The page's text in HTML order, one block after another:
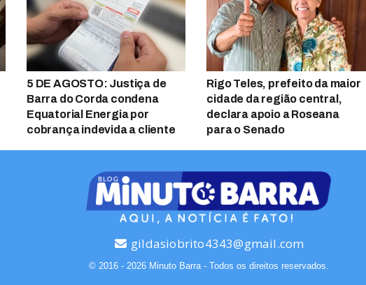
5 DE AGOSTO: Justiça de
Barra do Corda condena
Equatorial Energia por
cobrança indevida a cliente
Rigo Teles, prefeito da maior
cidade da região central,
declara apoio a Roseana
para o Senado
gildasiobrito4343@gmail.com
© 2016 - 2026 Minuto Barra - Todos os direitos reservados.